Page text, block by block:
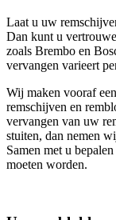
Laat u uw
Dan kunt u
zoals Brembo en
vervangen varieert
Wij maken vooraf
remschijven en
vervangen van uw
stuiten, dan nemen
Samen met u
moeten worden.